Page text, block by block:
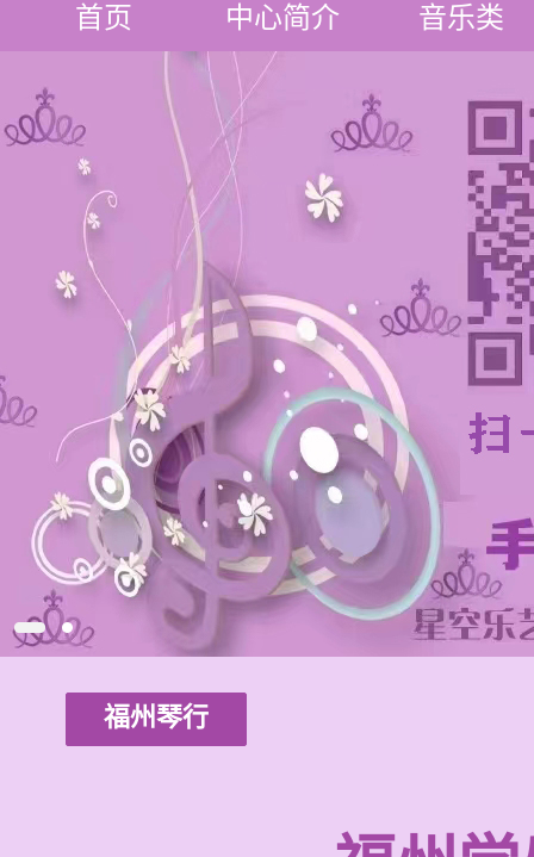
首页 中心简介 音乐类
福州琴行